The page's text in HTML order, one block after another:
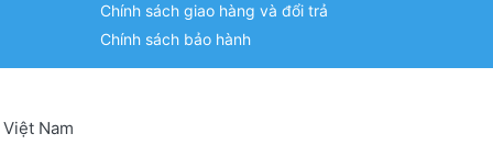
Chính sách giao hàng và đổi trả
Chính sách bảo hành
Nam